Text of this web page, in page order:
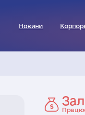
Новини